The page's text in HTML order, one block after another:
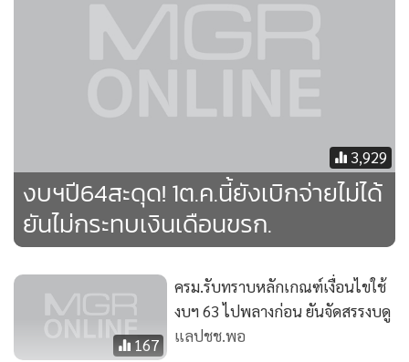
ข้าราชการและพนักงาน รวมถึงโครงการลงทุนเดิมที่ก่อหนี้
ผูกพันมาจากงบประมาณปีก่อนหน้า ส่วนโครงการลงทุนใหม่
ต้องชะลอออกไปก่อน
3,929
งบฯปี64สะดุด! 1ต.ค.นี้ยังเบิกจ่ายไม่ได้
ยันไม่กระทบเงินเดือนขรก.
167
ครม.รับทราบหลักเกณฑ์เงื่อนไขใช้
งบฯ 63 ไปพลางก่อน ยันจัดสรรงบดู
แลปชช.พอ